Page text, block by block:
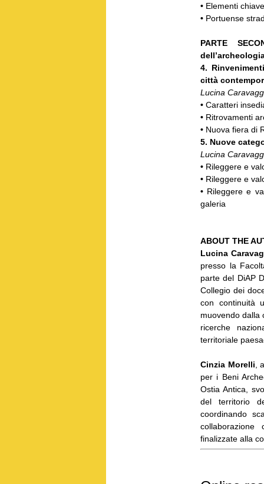
• Elementi
• Portuense
PARTE
4.
città
Lucina
• Caratteri
• Ritrovamenti
• Nuova fiera di
5. Nuove
Lucina
• Rileggere e
• Rileggere e
• Rileggere e
galeria
ABOUT THE
Lucina
presso la
parte del DiAP
Collegio dei
con continuità
muovendo dalla
ricerche
territoriale
Cinzia Morelli ,
per i Beni
Ostia Antica,
del territorio
coordinando
finalizzate alla